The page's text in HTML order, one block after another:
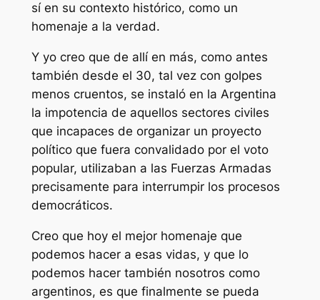
sí en su contexto histórico, como un
homenaje a la verdad.
Y yo creo que de allí en más, como antes
también desde el 30, tal vez con golpes
menos cruentos, se instaló en la Argentina
la impotencia de aquellos sectores civiles
que incapaces de organizar un proyecto
político que fuera convalidado por el voto
popular, utilizaban a las Fuerzas Armadas
precisamente para interrumpir los procesos
democráticos.
Creo que hoy el mejor homenaje que
podemos hacer a esas vidas, y que lo
podemos hacer también nosotros como
argentinos, es que finalmente se pueda